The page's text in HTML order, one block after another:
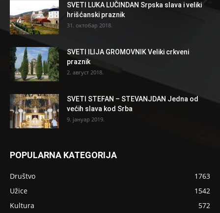
SVETI LUKA LUČINDAN Srpska slava i veliki
hrišćanski praznik
31. октобар 2018.
SVETI ILIJA GROMOVNIK Veliki crkveni
praznik
2. август 2018.
SVETI STEFAN – STEVANJDAN Jedna od
većih slava kod Srba
9. јануар 2019.
POPULARNA KATEGORIJA
Društvo
1763
Užice
1542
Kultura
572